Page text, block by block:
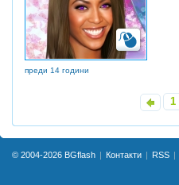
преди 14 години
1
© 2004-2026 BGflash Контакти RSS